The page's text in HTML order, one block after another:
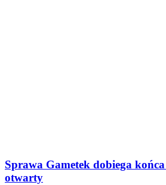
Sprawa Gametek dobiega
otwarty